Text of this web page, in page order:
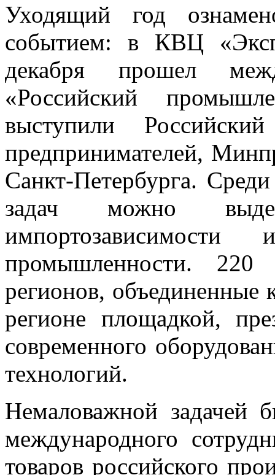
Уходящий год
событием: в КВЦ
декабря прошел
«Российский
выступили
предпринимателей,
Санкт-Петербурга.
задач можно
импортозависимости
промышленности. 220
регионов, объединенные
регионе площадкой,
современного
технологий.
Немаловажной задачей
международного
товаров российского